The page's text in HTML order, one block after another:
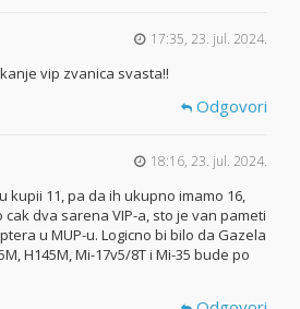
17:35, 23. jul. 2024.
vip zvanica svasta!!
Odgovori
18:16, 23. jul. 2024.
kupii 11, pa da ih ukupno imamo 16,
dva sarena VIP-a, sto je van pameti
u MUP-u. Logicno bi bilo da Gazela
H145M, Mi-17v5/8T i Mi-35 bude po